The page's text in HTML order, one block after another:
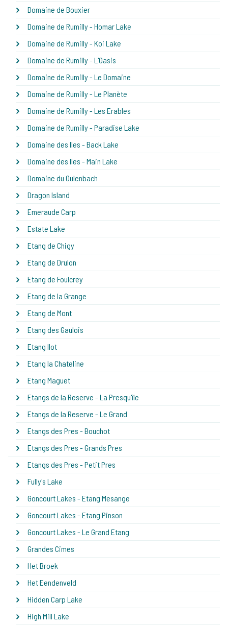
Domaine de Bouxier
Domaine de Rumilly - Homar Lake
Domaine de Rumilly - Koi Lake
Domaine de Rumilly - L'Oasis
Domaine de Rumilly - Le Domaine
Domaine de Rumilly - Le Planète
Domaine de Rumilly - Les Erables
Domaine de Rumilly - Paradise Lake
Domaine des Iles - Back Lake
Domaine des Iles - Main Lake
Domaine du Oulenbach
Dragon Island
Emeraude Carp
Estate Lake
Etang de Chigy
Etang de Drulon
Etang de Foulcrey
Etang de la Grange
Etang de Mont
Etang des Gaulois
Etang Ilot
Etang la Chateline
Etang Maguet
Etangs de la Reserve - La Presqu'île
Etangs de la Reserve - Le Grand
Etangs des Pres - Bouchot
Etangs des Pres - Grands Pres
Etangs des Pres - Petit Pres
Fully's Lake
Goncourt Lakes - Etang Mesange
Goncourt Lakes - Etang Pinson
Goncourt Lakes - Le Grand Etang
Grandes Cimes
Het Broek
Het Eendenveld
Hidden Carp Lake
High Mill Lake